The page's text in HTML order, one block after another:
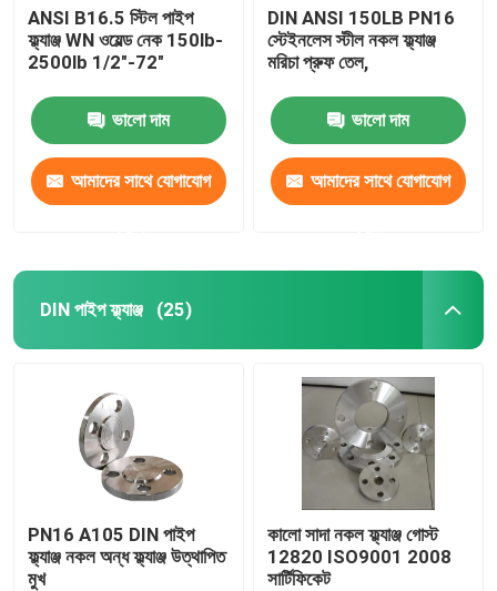
ANSI B16.5 স্টিল পাইপ
ফ্ল্যাঞ্জ WN ওয়েল্ড নেক 150lb-
2500lb 1/2"-72"
ভালো দাম
আমাদের সাথে যোগাযোগ
DIN ANSI 150LB PN16
স্টেইনলেস স্টীল নকল ফ্ল্যাঞ্জ
মরিচা প্রুফ তেল,
ভালো দাম
আমাদের সাথে যোগাযোগ
DIN পাইপ ফ্ল্যাঞ্জ (25)
PN16 A105 DIN পাইপ
ফ্ল্যাঞ্জ নকল অন্ধ ফ্ল্যাঞ্জ উত্থাপিত
মুখ
কালো সাদা নকল ফ্ল্যাঞ্জ গোস্ট
12820 ISO9001 2008
সার্টিফিকেট